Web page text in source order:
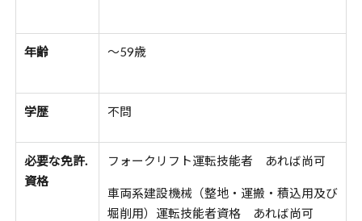
年齢 〜59歳
学歴 不問
必要な免許.
資格
フォークリフト運転技能者 あれば尚可
車両系建設機械（整地・運搬・積込用及び
堀削用）運転技能者資格 あれば尚可